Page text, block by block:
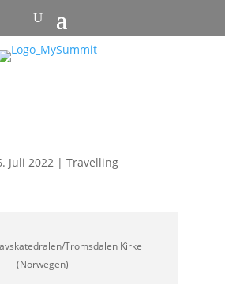
Juli 2022| Travelling
Tromsdalen Kirke
(Norwegen)